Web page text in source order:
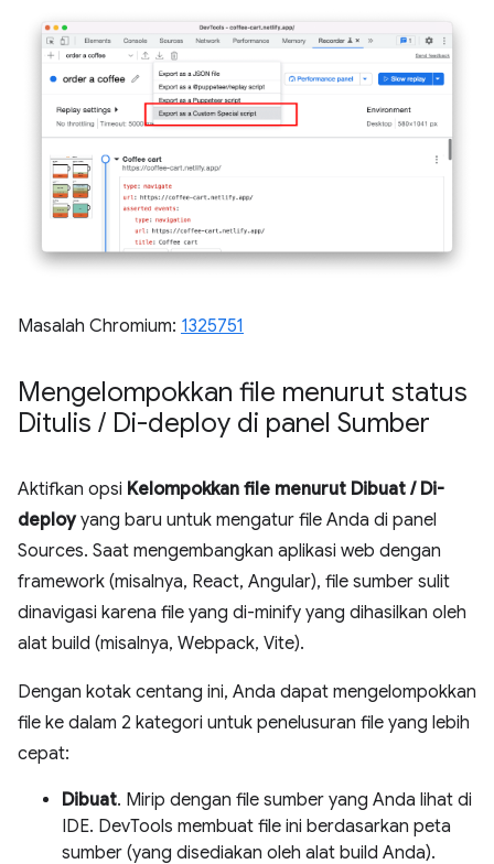
Masalah Chromium: 1325751
Mengelompokkan file menurut status
Ditulis / Di-deploy di panel Sumber
Aktifkan opsi Kelompokkan file menurut Dibuat / Di-
deployyang baru untuk mengatur file Anda di panel
Sources. Saat mengembangkan aplikasi web dengan
framework (misalnya, React, Angular), file sumber sulit
dinavigasi karena file yang di-minify yang dihasilkan oleh
alat build (misalnya, Webpack, Vite).
Dengan kotak centang ini, Anda dapat mengelompokkan
file ke dalam 2 kategori untuk penelusuran file yang lebih
cepat:
Dibuat. Mirip dengan file sumber yang Anda lihat di
IDE. DevTools membuat file ini berdasarkan peta
sumber (yang disediakan oleh alat build Anda).